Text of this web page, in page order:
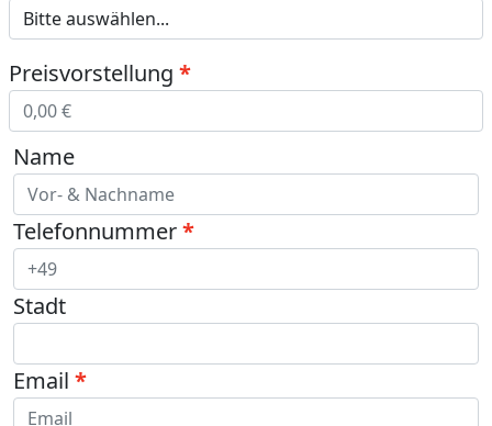
Preisvorstellung
Name
Telefonnummer
Stadt
Email